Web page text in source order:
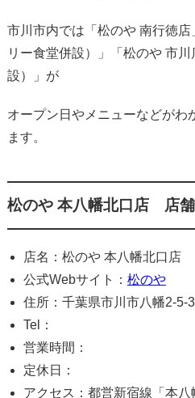
市川市内では「松のや 南行徳
リー食堂併設）」「松のや 市
設）」が
オープン日やメニューなどがわ
ます。
松のや 本八幡北口店 店
店名：松のや 本八幡北口店
公式Webサイト： 松のや
住所：千葉県市川市八幡2-5-3
Tel：
営業時間：
定休日：
アクセス：都営新宿線「本